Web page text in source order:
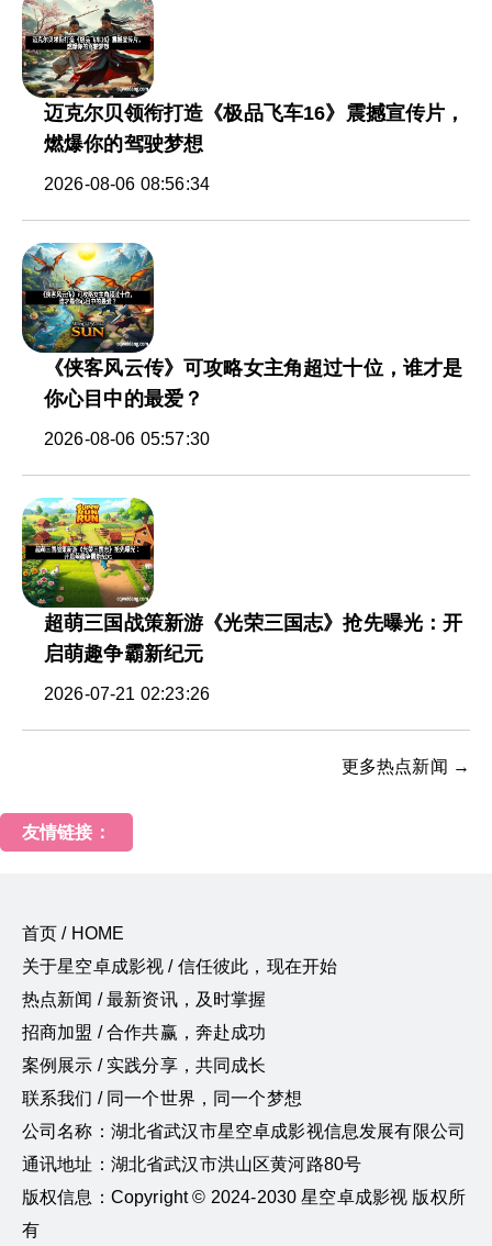
迈克尔贝领衔打造《极品飞车16》震撼宣传片，
燃爆你的驾驶梦想
2026-08-06 08:56:34
《侠客风云传》可攻略女主角超过十位，谁才是
你心目中的最爱？
2026-08-06 05:57:30
超萌三国战策新游《光荣三国志》抢先曝光：开
启萌趣争霸新纪元
2026-07-21 02:23:26
更多热点新闻 →
友情链接：
首页 / HOME
关于星空卓成影视 / 信任彼此，现在开始
热点新闻 / 最新资讯，及时掌握
招商加盟 / 合作共赢，奔赴成功
案例展示 / 实践分享，共同成长
联系我们 / 同一个世界，同一个梦想
公司名称：湖北省武汉市星空卓成影视信息发展有限公司
通讯地址：湖北省武汉市洪山区黄河路80号
版权信息：Copyright © 2024-2030 星空卓成影视 版权所
有